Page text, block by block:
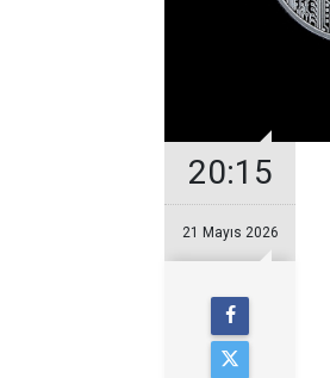
20:15
21 Mayıs 2026